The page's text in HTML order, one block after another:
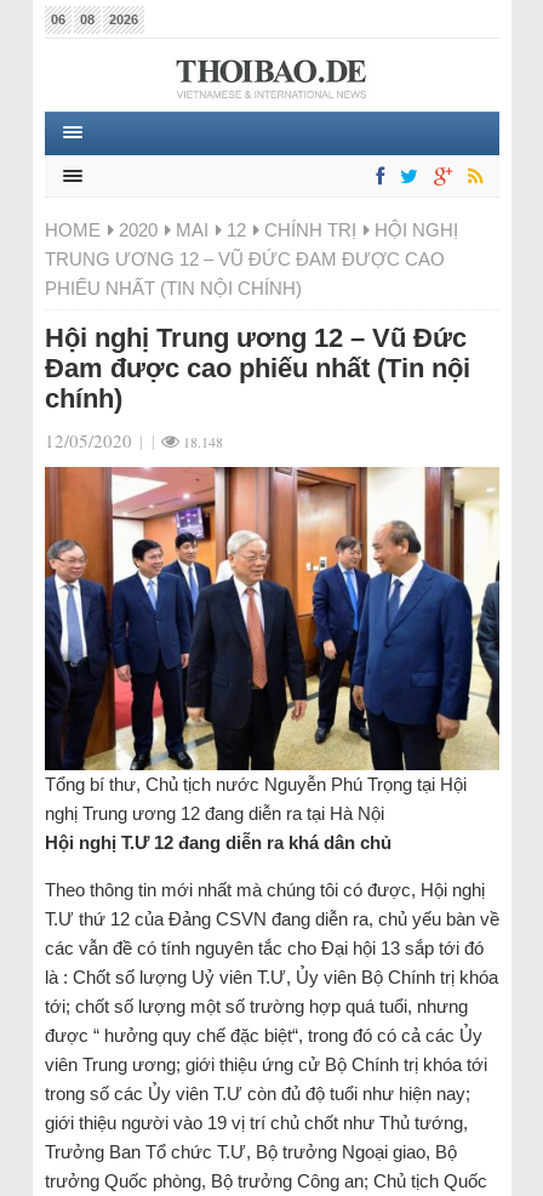
06 08 2026
HOME 2020 MAI 12 CHÍNH TRỊ
HỘI NGHỊ
TRUNG ƯƠNG 12 – VŨ ĐỨC ĐAM ĐƯỢC CAO
PHIẾU NHẤT (TIN NỘI CHÍNH)
Hội nghị Trung ương 12 – Vũ Đức
Đam được cao phiếu nhất (Tin nội
chính)
12/05/2020 | | 18.148
Tổng bí thư, Chủ tịch nước Nguyễn Phú Trọng tại Hội
nghị Trung ương 12 đang diễn ra tại Hà Nội
Hội nghị T.Ư 12 đang diễn ra khá dân chủ
Theo thông tin mới nhất mà chúng tôi có được, Hội nghị
T.Ư thứ 12 của Đảng CSVN đang diễn ra, chủ yếu bàn về
các vẫn đề có tính nguyên tắc cho Đại hội 13 sắp tới đó
là : Chốt số lượng Uỷ viên T.Ư, Ủy viên Bộ Chính trị khóa
tới; chốt số lượng một số trường hợp quá tuổi, nhưng
được “ hưởng quy chế đặc biệt“, trong đó có cả các Ủy
viên Trung ương; giới thiệu ứng cử Bộ Chính trị khóa tới
trong số các Ủy viên T.Ư còn đủ độ tuổi như hiện nay;
giới thiệu người vào 19 vị trí chủ chốt như Thủ tướng,
Trưởng Ban Tổ chức T.Ư, Bộ trưởng Ngoại giao, Bộ
trưởng Quốc phòng, Bộ trưởng Công an; Chủ tịch Quốc